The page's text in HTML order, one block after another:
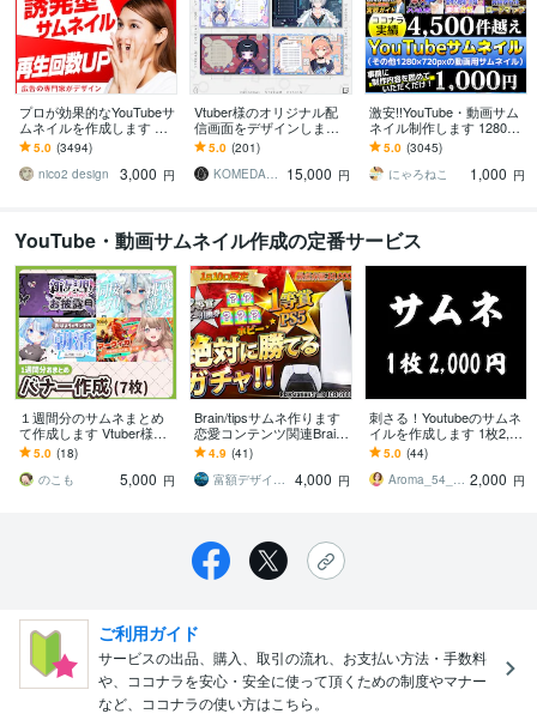
プロが効果的なYouTubeサ
ムネイルを作成します 再
生回数を増やす！クリッ
クしたくなる！反応させ
るデザイン
5.0 (3494)
nico2 design
3,000 円
Vtuber様のオリジナル配
信画面をデザインします
雑談・ゲーム・スケジュ
ール・待機画面・終了画
面など製作します
5.0 (201)
KOMEDA__h
15,000 円
激安!!YouTube・動画サム
ネイル制作します 1280px
×720pxの動画用サムネイ
ルを作成します！
5.0 (3045)
にゃろねこ
1,000 円
YouTube・動画サムネイル作成の定番サービス
１週間分のサムネまとめ
て作成します Vtuber様向
け！サムネ代理作成
5.0 (18)
のこも
5,000 円
Brain/tipsサムネ作ります
恋愛コンテンツ関連Brain/t
ipsサムネ
4.9 (41)
富額デザイン事務所
4,000 円
刺さる！Youtubeのサムネ
イルを作成します 1枚2,00
0円。刺さるサムネイル作
ります。
5.0 (44)
Aroma_54_design 2,000 円
ご利用ガイド
サービスの出品、購入、取引の流れ、お支払い方法・手数料
や、ココナラを安心・安全に使って頂くための制度やマナー
など、ココナラの使い方はこちら。